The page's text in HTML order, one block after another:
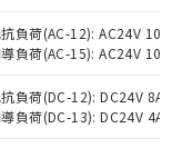
負荷(AC-12): AC24V 10A/
負荷(AC-15): AC24V
負荷(DC-12): DC24V 8A/
負荷(DC-13): DC24V 4A/
意のうえ
器事業取扱
準価格
10物質）の
を出す予
10物質）の
確認中の